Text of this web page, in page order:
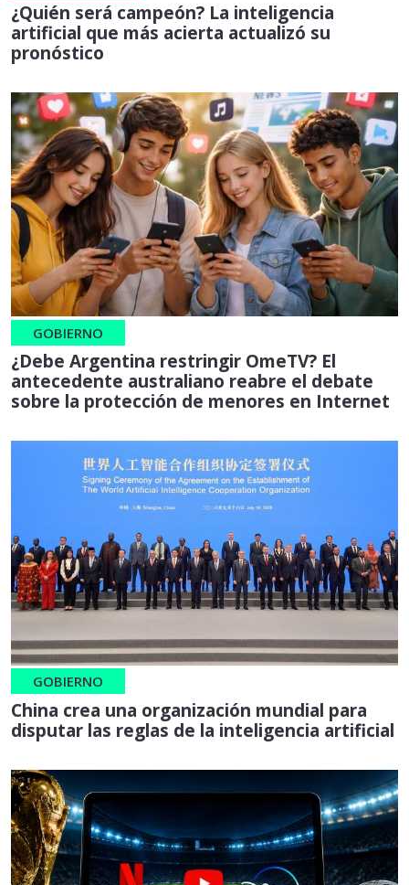
¿Quién será campeón? La inteligencia
artificial que más acierta actualizó su
pronóstico
GOBIERNO
¿Debe Argentina restringir OmeTV? El
antecedente australiano reabre el debate
sobre la protección de menores en Internet
GOBIERNO
China crea una organización mundial para
disputar las reglas de la inteligencia artificial